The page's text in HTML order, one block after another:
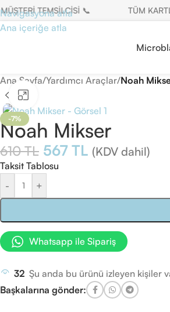
Navigasyona atla
Ana içeriğe atla
TEMSİLCİSİ 📞 TÜM
Ana Sayfa/Yardımcı Araçlar/Noah
-7%
Noah Mikser
610TL 567 TL (KDV dahil)
Taksit Tablosu
-
+
Whatsapp ile Sipariş
32 Şu anda bu ürünü izleyen kişiler
Başkalarına gönder: